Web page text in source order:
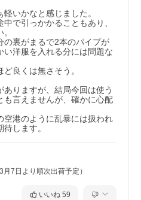
いかなと感じました。
で引っかかることもあり、
の裏がまるで2本のパイプが
洋服を入れる分には問題な
良くは無さそう。
りますが、結局今回は使う
も言えませんが、確かに心配
空港のように乱暴には扱われ
します。
7日より順次出荷予定）
いいね 59